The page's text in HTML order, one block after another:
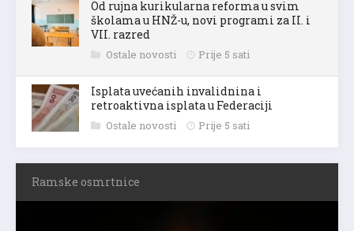
Od rujna kurikularna reforma u svim
školama u HNŽ-u, novi programi za II. i
VII. razred
Ostale novosti Prije 5 sati
Isplata uvećanih invalidnina i
retroaktivna isplata u Federaciji
Ostale novosti Prije 5 sati
Ramske osmrtnice